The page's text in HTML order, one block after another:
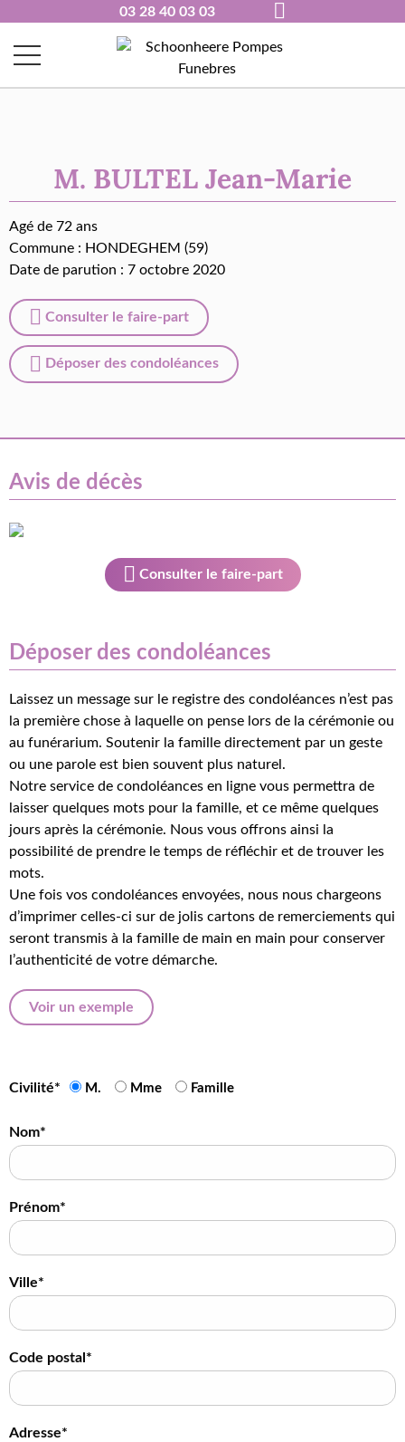
03 28 40 03 03
M. BULTEL Jean-Marie
Agé de 72 ans
Commune : HONDEGHEM (59)
Date de parution : 7 octobre 2020
Consulter le faire-part
Déposer des condoléances
Avis de décès
Consulter le faire-part
Déposer des condoléances
Laissez un message sur le registre des condoléances n’est pas
la première chose à laquelle on pense lors de la cérémonie ou
au funérarium. Soutenir la famille directement par un geste
ou une parole est bien souvent plus naturel.
Notre service de condoléances en ligne vous permettra de
laisser quelques mots pour la famille, et ce même quelques
jours après la cérémonie. Nous vous offrons ainsi la
possibilité de prendre le temps de réfléchir et de trouver les
mots.
Une fois vos condoléances envoyées, nous nous chargeons
d’imprimer celles-ci sur de jolis cartons de remerciements qui
seront transmis à la famille de main en main pour conserver
l’authenticité de votre démarche.
Voir un exemple
Civilité* M. Mme Famille
Nom*
Prénom*
Ville*
Code postal*
Adresse*